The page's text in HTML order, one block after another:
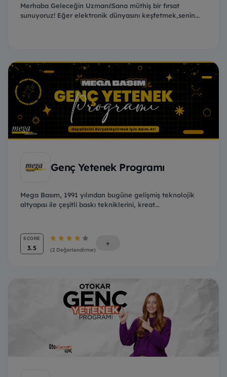
Merhaba Geleceğin Uzmanı!Sana müthiş bir fırsat
sunuyoruz! Eğer elektronik dünyasını keşfetmek,senin...
Genç Yetenek Programı
Mega Basım, 1991 yılından bugüne gelişmiş teknolojik
altyapısı ile çeşitli baskı tekniklerini, kreat...
SCORE
3.5 (2 Değerlendirme)
+